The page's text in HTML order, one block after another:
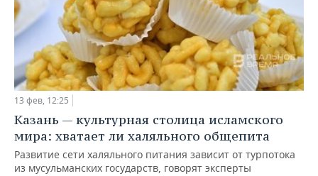
13 фев, 12:25
Казань — культурная столица исламского
мира: хватает ли халяльного общепита
Развитие сети халяльного питания зависит от турпотока
из мусульманских государств, говорят эксперты